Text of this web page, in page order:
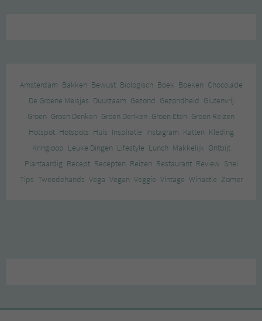
Amsterdam Bakken Bewust Biologisch Boek Boeken Chocolade
De Groene Meisjes Duurzaam Gezond Gezondheid Glutenvrij
Groen Groen Denken Groen Denken Groen Eten Groen Reizen
Hotspot Hotspots Huis Inspiratie Instagram Katten Kleding
Kringloop Leuke Dingen Lifestyle Lunch Makkelijk Ontbijt
Plantaardig Recept Recepten Reizen Restaurant Review Snel
Tips Tweedehands Vega Vegan Veggie Vintage Winactie Zomer